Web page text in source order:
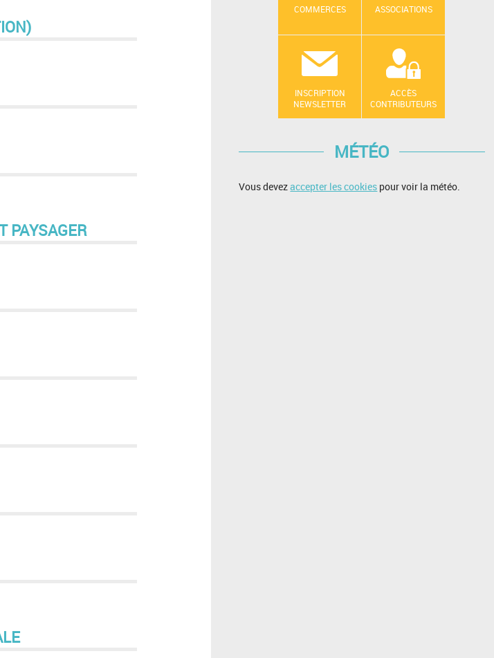
PAYSAGER
COMMERCES ASSOCIATIONS
INSCRIPTION
NEWSLETTER
ACCÈS
CONTRIBUTEURS
MÉTÉO
Vous devezaccepter les cookies pour voir la météo.